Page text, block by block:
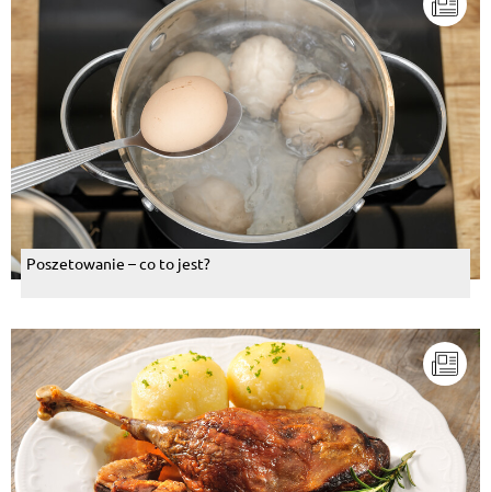
Poszetowanie – co to jest?